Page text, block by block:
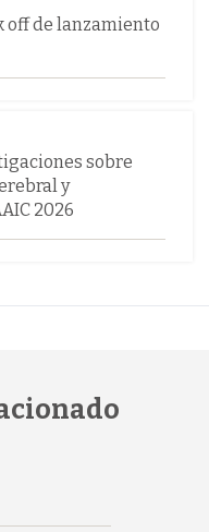
off de lanzamiento
sobre
y
2026